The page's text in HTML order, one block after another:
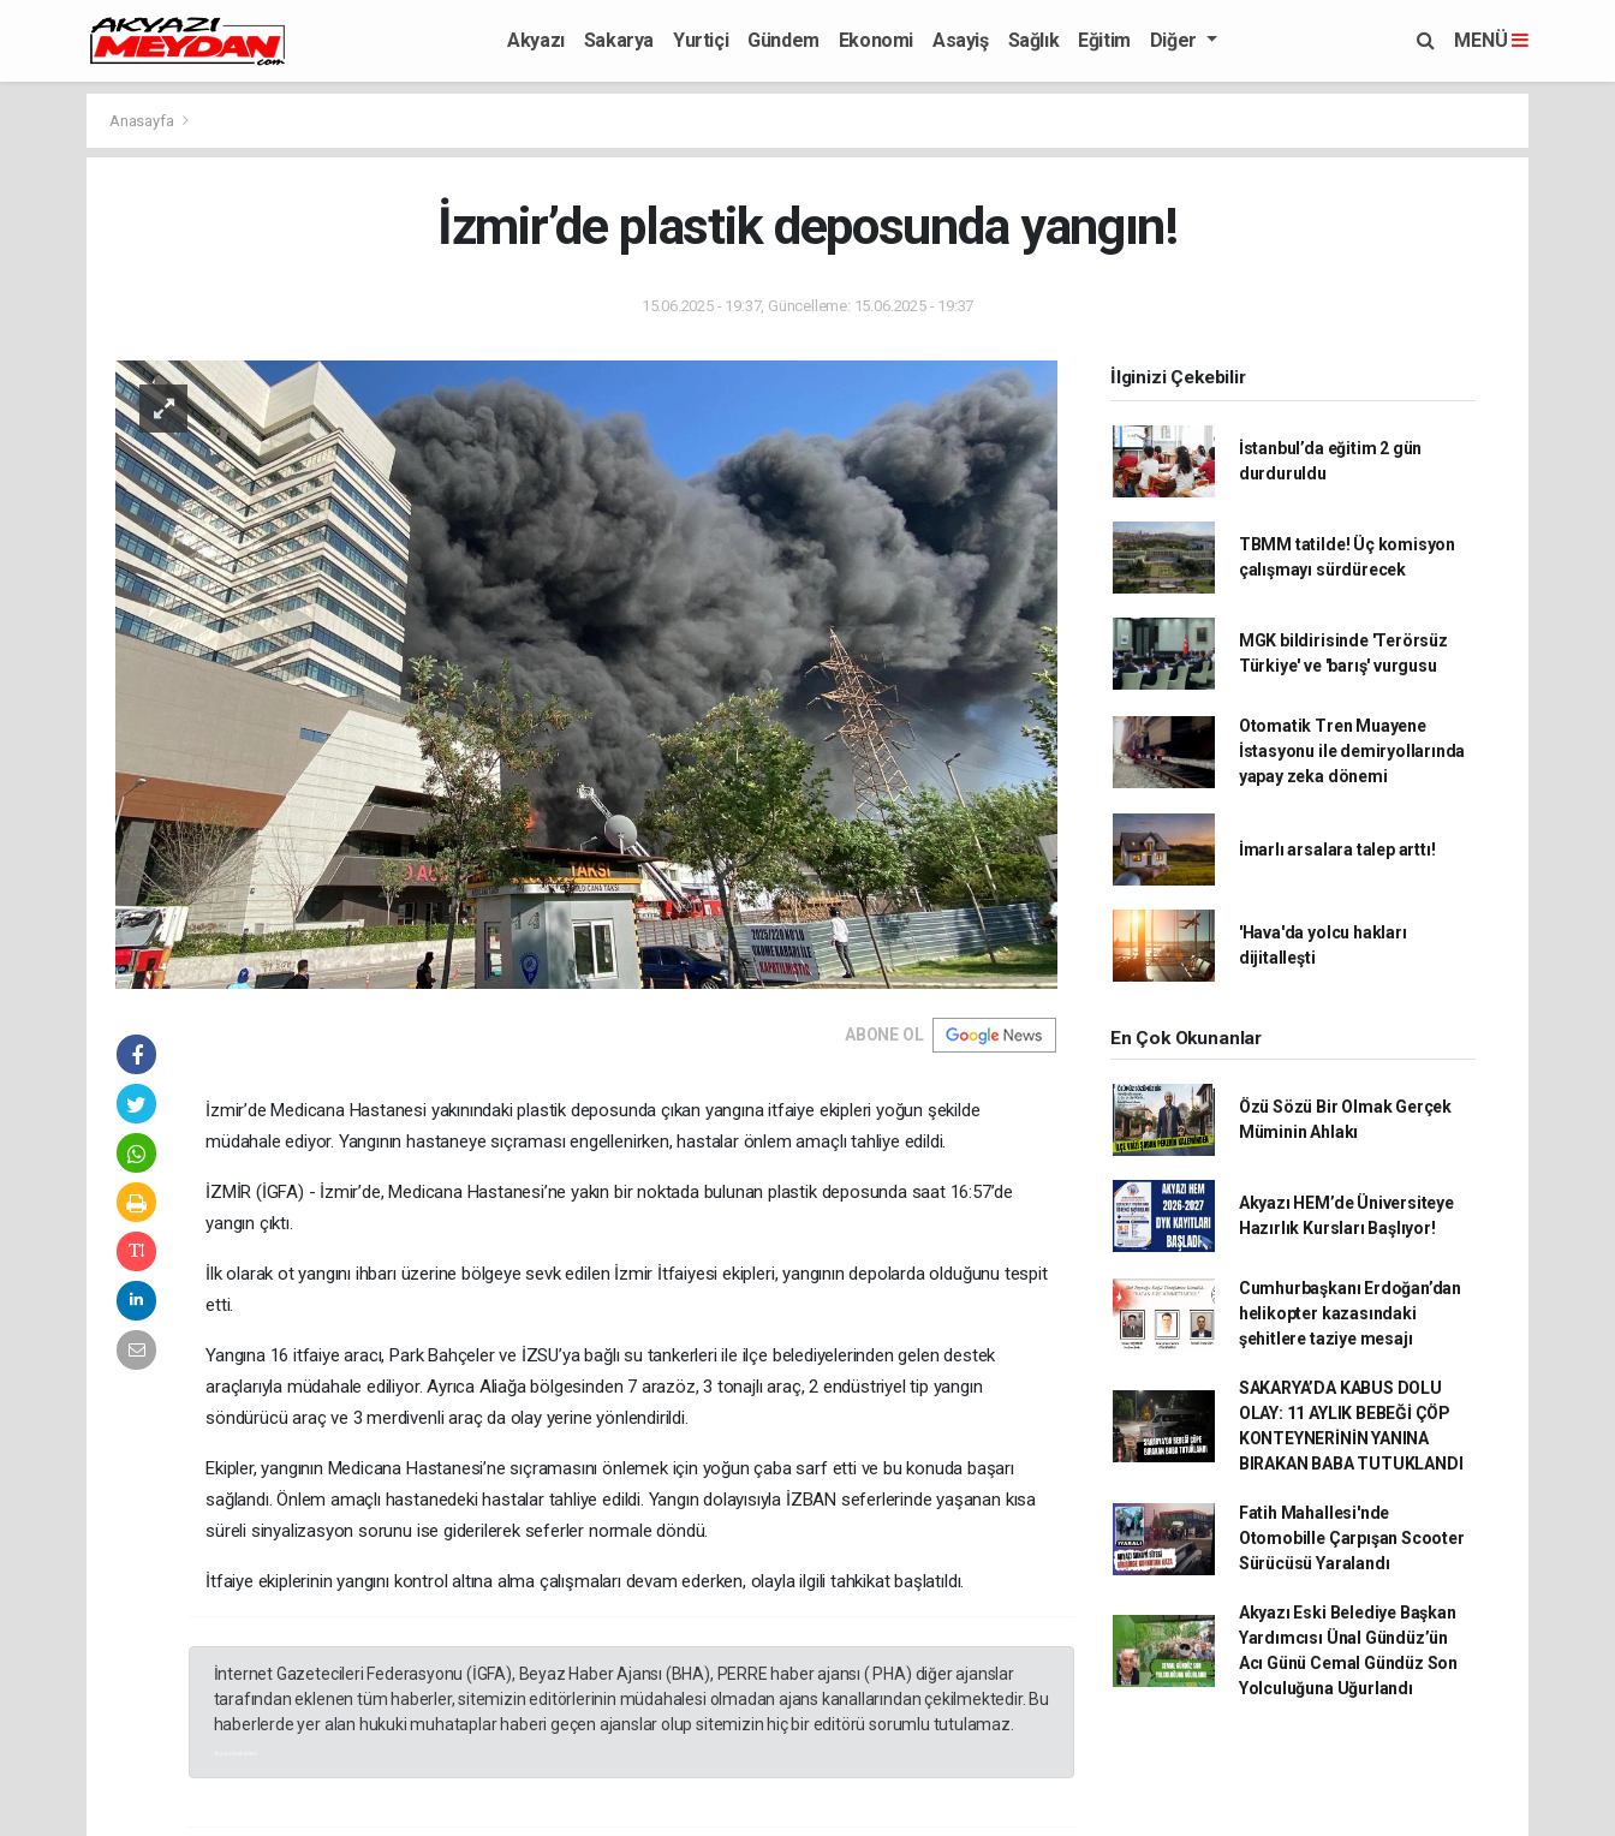
Akyazı Sakarya Yurtiçi Gündem Ekonomi Asayiş Sağlık Eğitim Diğer MENÜ
Anasayfa
İzmir’de plastik deposunda yangın!
15.06.2025 - 19:37, Güncelleme: 15.06.2025 - 19:37
ABONE OL
İzmir’de Medicana Hastanesi yakınındaki plastik deposunda çıkan yangına itfaiye ekipleri yoğun şekilde
müdahale ediyor. Yangının hastaneye sıçraması engellenirken, hastalar önlem amaçlı tahliye edildi.
İZMİR (İGFA) - İzmir’de, Medicana Hastanesi’ne yakın bir noktada bulunan plastik deposunda saat 16:57’de
yangın çıktı.
İlk olarak ot yangını ihbarı üzerine bölgeye sevk edilen İzmir İtfaiyesi ekipleri, yangının depolarda olduğunu tespit
etti.
Yangına 16 itfaiye aracı, Park Bahçeler ve İZSU’ya bağlı su tankerleri ile ilçe belediyelerinden gelen destek
araçlarıyla müdahale ediliyor. Ayrıca Aliağa bölgesinden 7 arazöz, 3 tonajlı araç, 2 endüstriyel tip yangın
söndürücü araç ve 3 merdivenli araç da olay yerine yönlendirildi.
Ekipler, yangının Medicana Hastanesi’ne sıçramasını önlemek için yoğun çaba sarf etti ve bu konuda başarı
sağlandı. Önlem amaçlı hastanedeki hastalar tahliye edildi. Yangın dolayısıyla İZBAN seferlerinde yaşanan kısa
süreli sinyalizasyon sorunu ise giderilerek seferler normale döndü.
İtfaiye ekiplerinin yangını kontrol altına alma çalışmaları devam ederken, olayla ilgili tahkikat başlatıldı.
İnternet Gazetecileri Federasyonu (İGFA), Beyaz Haber Ajansı (BHA), PERRE haber ajansı ( PHA) diğer ajanslar
tarafından eklenen tüm haberler, sitemizin editörlerinin müdahalesi olmadan ajans kanallarından çekilmektedir. Bu
haberlerde yer alan hukuki muhataplar haberi geçen ajanslar olup sitemizin hiç bir editörü sorumlu tutulamaz.
İlginizi Çekebilir
İstanbul’da eğitim 2 gün
durduruldu
TBMM tatilde! Üç komisyon
çalışmayı sürdürecek
MGK bildirisinde 'Terörsüz
Türkiye' ve 'barış' vurgusu
Otomatik Tren Muayene
İstasyonu ile demiryollarında
yapay zeka dönemi
İmarlı arsalara talep arttı!
'Hava'da yolcu hakları
dijitalleşti
En Çok Okunanlar
Özü Sözü Bir Olmak Gerçek
Müminin Ahlakı
Akyazı HEM’de Üniversiteye
Hazırlık Kursları Başlıyor!
Cumhurbaşkanı Erdoğan’dan
helikopter kazasındaki
şehitlere taziye mesajı
SAKARYA’DA KABUS DOLU
OLAY: 11 AYLIK BEBEĞİ ÇÖP
KONTEYNERİNİN YANINA
BIRAKAN BABA TUTUKLANDI
Fatih Mahallesi'nde
Otomobille Çarpışan Scooter
Sürücüsü Yaralandı
Akyazı Eski Belediye Başkan
Yardımcısı Ünal Gündüz’ün
Acı Günü Cemal Gündüz Son
Yolculuğuna Uğurlandı